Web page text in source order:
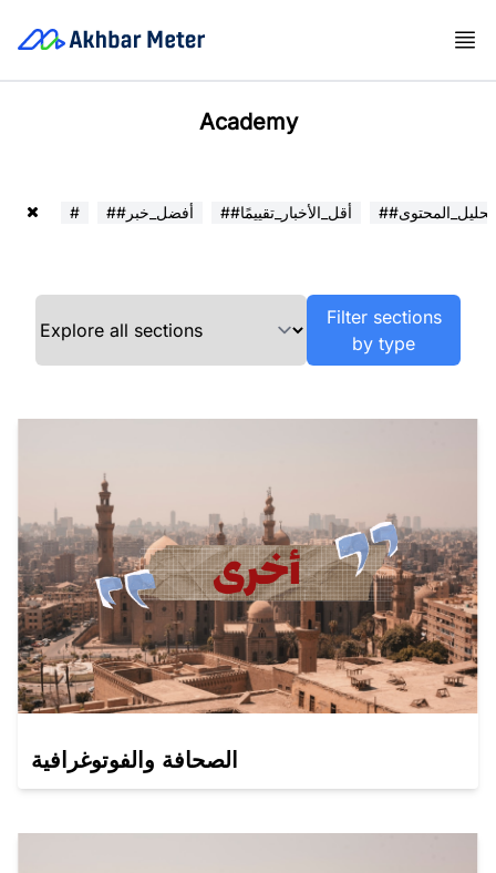
Academy
# ##أفضل_خبر ##أقل_الأخبار_تقييمًا ##تحليل_المحتوى
Filter sections
by type
الصحافة والفوتوغرافية